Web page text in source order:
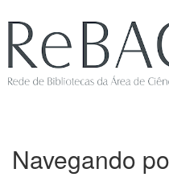
Navegando